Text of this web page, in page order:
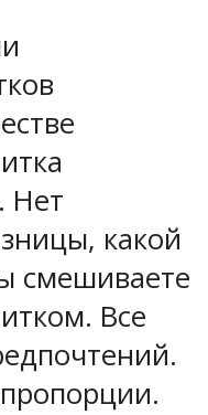
Нет
какой
смешиваете
Все